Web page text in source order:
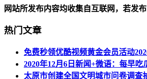
网站所发布内容均收集自互联网，若发
热门文章
免费秒领优酷视频黄金会员活动
2020年12月6日新闻+微语：每早
太原市创建全国文明城市问卷调查